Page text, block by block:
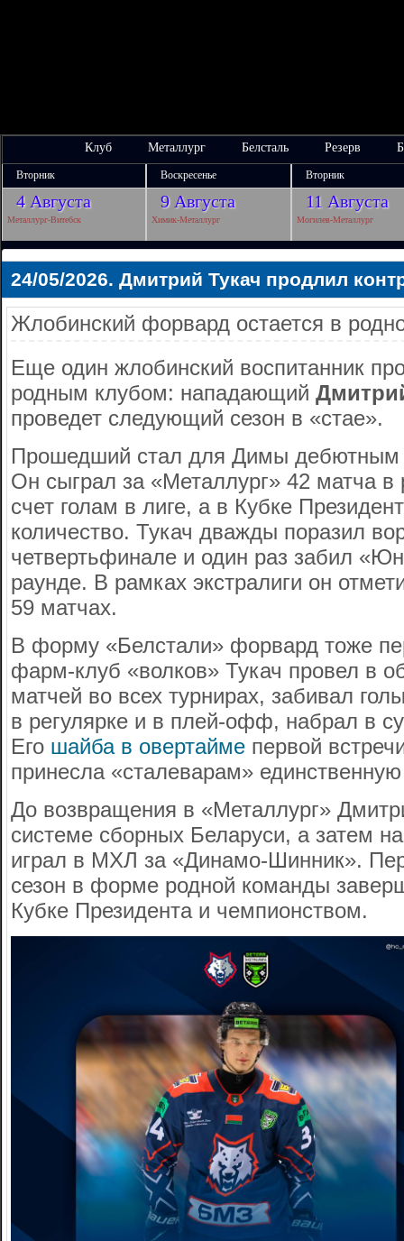
Клуб Металлург Белсталь Резерв
Вторник Воскресенье Вторник
4 Августа 9 Августа 11 Августа
Металлург-Витебск Химик-Металлург Могилев-Металлург
24/05/2026. Дмитрий Тукач продлил
Жлобинский форвард остается в
Еще один жлобинский воспитанник
родным клубом: нападающий
проведет следующий сезон в «стае».
Прошедший стал для Димы дебютным
Он сыграл за «Металлург» 42 матча в
счет голам в лиге, а в Кубке
количество. Тукач дважды поразил
четвертьфинале и один раз забил
раунде. В рамках экстралиги он
59 матчах.
В форму «Белстали» форвард тоже
фарм-клуб «волков» Тукач провел в
матчей во всех турнирах, забивал
в регулярке и в плей-офф, набрал в
Его шайба в овертайме первой
принесла «сталеварам»
До возвращения в «Металлург»
системе сборных Беларуси, а затем
играл в МХЛ за «Динамо-Шинник».
сезон в форме родной команды
Кубке Президента и чемпионством.